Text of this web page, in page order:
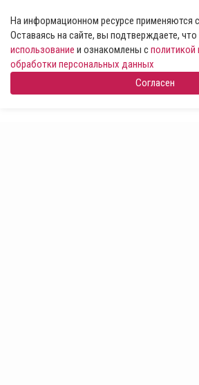
На информационном ресурсе применяются
Оставаясь на сайте, вы подтверждаете, что
использование и ознакомлены сполитикой
обработки персональных данных
Согласен